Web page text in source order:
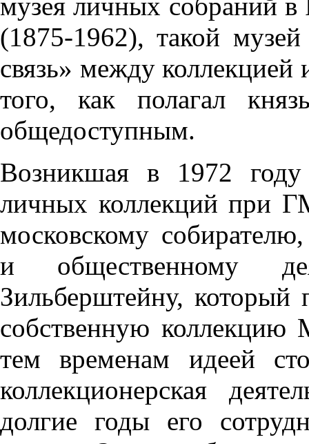
(1875-1962), такой
связь» между
того, как полагал
общедоступным.
Возникшая в 1972
личных коллекций при
московскому собирателю,
и общественному
Зильберштейну,
собственную коллекцию
тем временам идеей
коллекционерская
долгие годы его